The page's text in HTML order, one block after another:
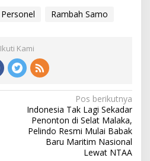
Personel Rambah Samo
Ikuti Kami
Pos berikutnya
Indonesia Tak Lagi Sekadar
Penonton di Selat Malaka,
Pelindo Resmi Mulai Babak
Baru Maritim Nasional
Lewat NTAA